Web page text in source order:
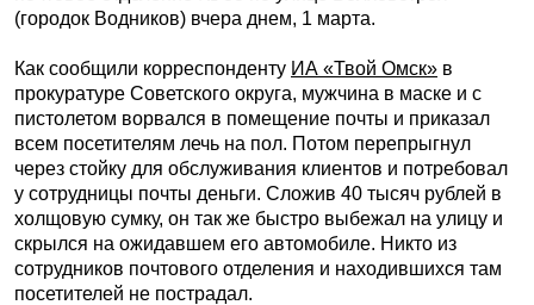
(городок Водников) вчера днем, 1 марта.
Как сообщили корреспонденту ИА «Твой Омск» в
прокуратуре Советского округа, мужчина в маске и с
пистолетом ворвался в помещение почты и приказал
всем посетителям лечь на пол. Потом перепрыгнул
через стойку для обслуживания клиентов и потребовал
у сотрудницы почты деньги. Сложив 40 тысяч рублей в
холщовую сумку, он так же быстро выбежал на улицу и
скрылся на ожидавшем его автомобиле. Никто из
сотрудников почтового отделения и находившихся там
посетителей не пострадал.